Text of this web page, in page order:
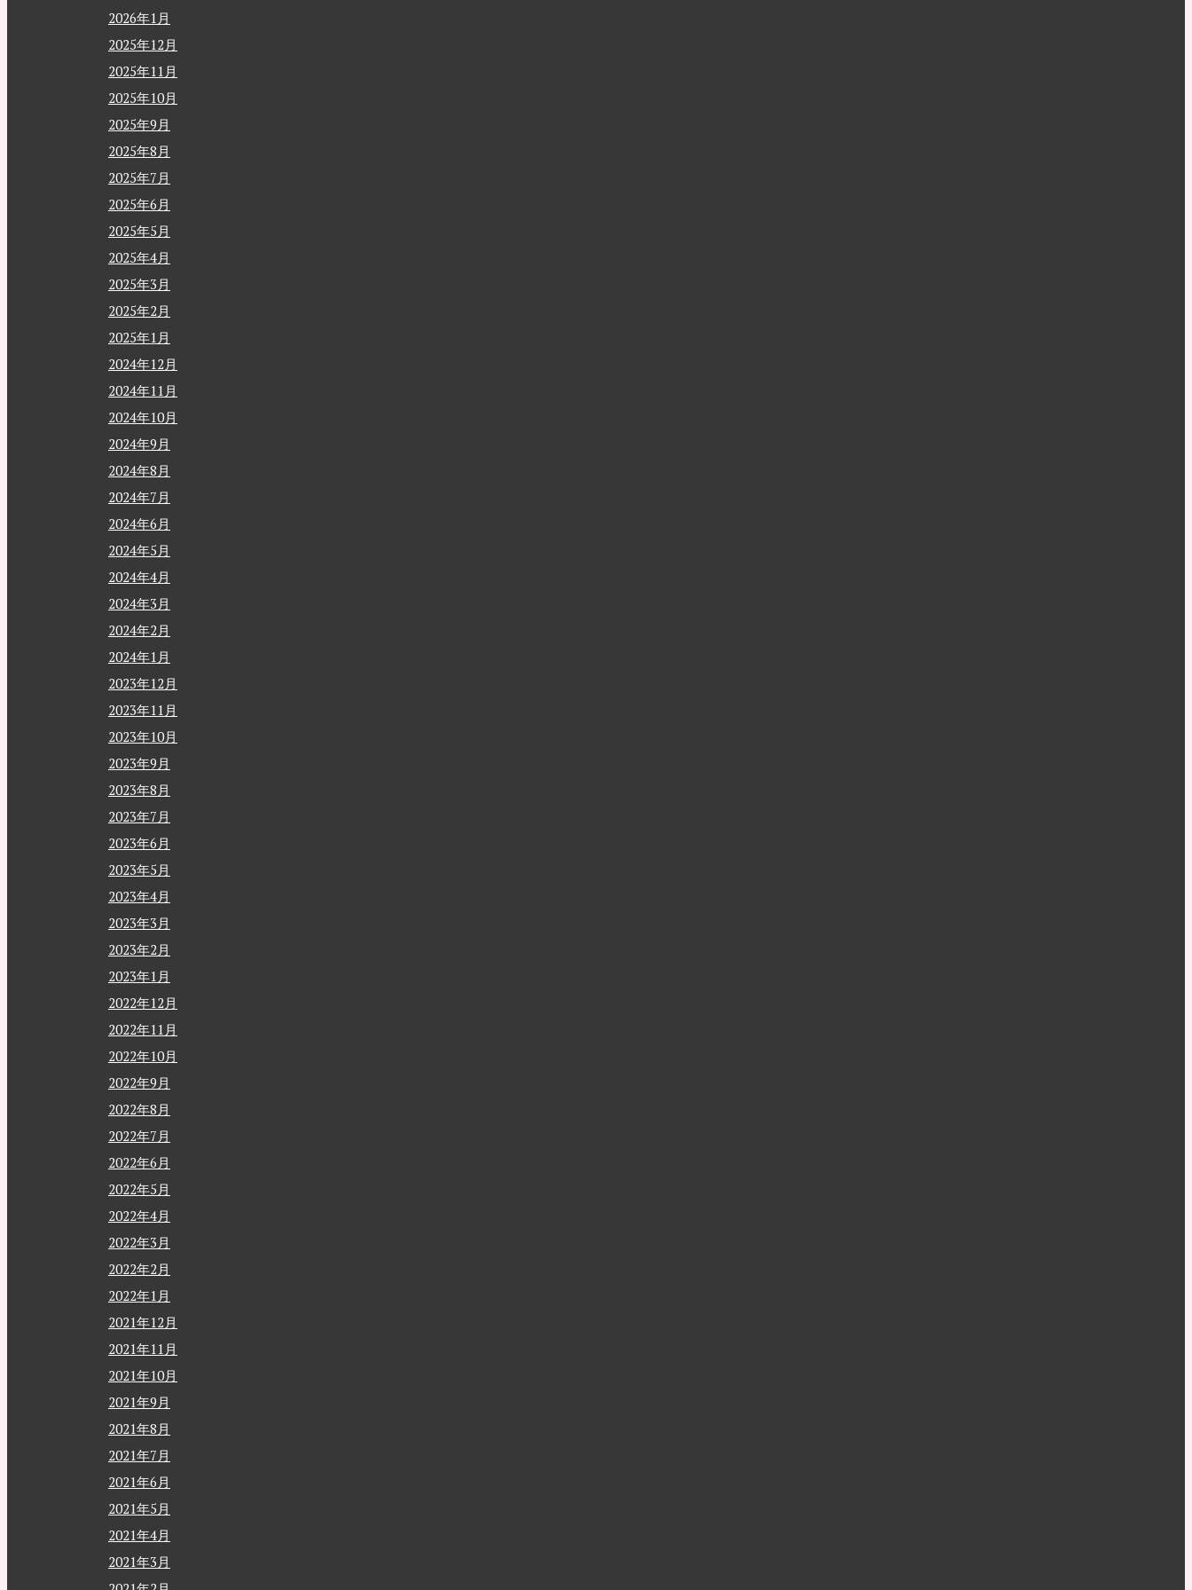
2026年1月
2025年12月
2025年11月
2025年10月
2025年9月
2025年8月
2025年7月
2025年6月
2025年5月
2025年4月
2025年3月
2025年2月
2025年1月
2024年12月
2024年11月
2024年10月
2024年9月
2024年8月
2024年7月
2024年6月
2024年5月
2024年4月
2024年3月
2024年2月
2024年1月
2023年12月
2023年11月
2023年10月
2023年9月
2023年8月
2023年7月
2023年6月
2023年5月
2023年4月
2023年3月
2023年2月
2023年1月
2022年12月
2022年11月
2022年10月
2022年9月
2022年8月
2022年7月
2022年6月
2022年5月
2022年4月
2022年3月
2022年2月
2022年1月
2021年12月
2021年11月
2021年10月
2021年9月
2021年8月
2021年7月
2021年6月
2021年5月
2021年4月
2021年3月